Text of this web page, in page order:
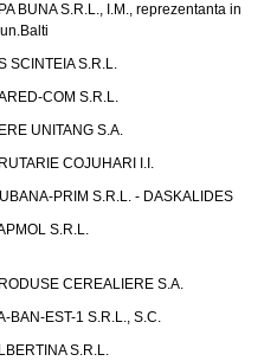
BUNA S.R.L., I.M., reprezentanta in
SCINTEIA S.R.L.
COM S.R.L.
UNITANG S.A.
COJUHARI I.I.
PRIM S.R.L. - DASKALIDES
S.R.L.
CEREALIERE S.A.
BAN-EST-1 S.R.L., S.C.
S.R.L.